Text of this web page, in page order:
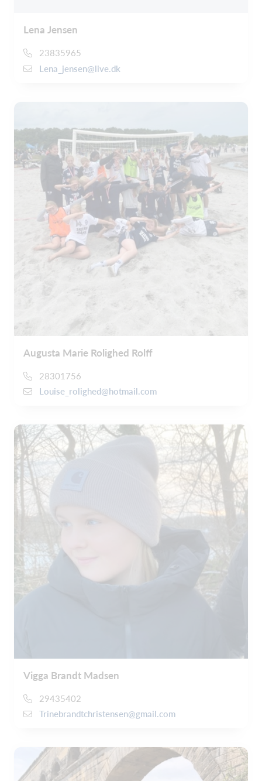
Lena Jensen
23835965
Lena_jensen@live.dk
Augusta Marie Rolighed Rolff
28301756
Louise_rolighed@hotmail.com
Vigga Brandt Madsen
29435402
Trinebrandtchristensen@gmail.com